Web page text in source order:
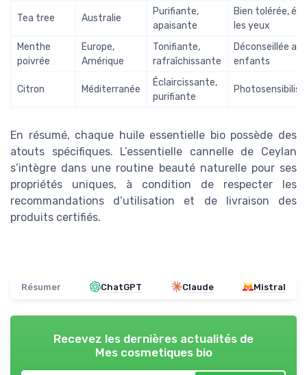
Tea tree Australie
Purifiante,
apaisante
Bien tolérée,
les yeux
Menthe
poivrée
Europe,
Amérique
Tonifiante,
rafraîchissante
Déconseillée aux
enfants
Citron Méditerranée
Éclaircissante,
purifiante
En résumé, chaque huile essentielle bio possède des
atouts spécifiques. L’essentielle cannelle de Ceylan
s’intègre dans une routine beauté naturelle pour ses
propriétés uniques, à condition de respecter les
recommandations d’utilisation et de livraison des
produits certifiés.
Résumer ChatGPT Claude Mistral
Recevez les dernières actualités de
Mes cosmetiques bio